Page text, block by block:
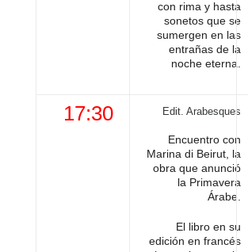
con rima y hasta
sonetos que se
sumergen en las
entrañas de la
noche eterna.
17:30 Edit. Arabesques
Encuentro con
Marina di Beirut, la
obra que anunció
la Primavera
Árabe.
El libro en su
edición en francés